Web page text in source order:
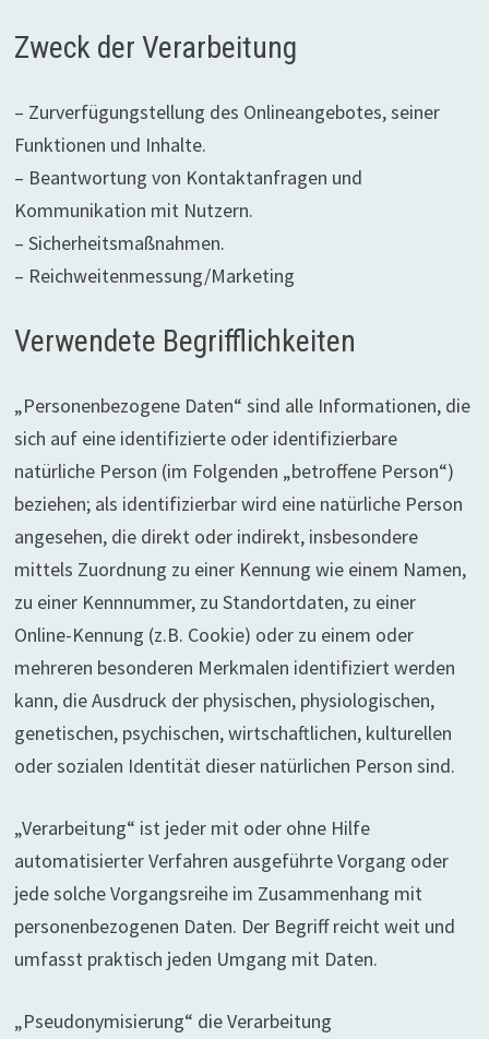
Zweck der Verarbeitung
– Zurverfügungstellung des Onlineangebotes, seiner
Funktionen und Inhalte.
– Beantwortung von Kontaktanfragen und
Kommunikation mit Nutzern.
– Sicherheitsmaßnahmen.
– Reichweitenmessung/Marketing
Verwendete Begrifflichkeiten
„Personenbezogene Daten“ sind alle Informationen, die
sich auf eine identifizierte oder identifizierbare
natürliche Person (im Folgenden „betroffene Person“)
beziehen; als identifizierbar wird eine natürliche Person
angesehen, die direkt oder indirekt, insbesondere
mittels Zuordnung zu einer Kennung wie einem Namen,
zu einer Kennnummer, zu Standortdaten, zu einer
Online-Kennung (z.B. Cookie) oder zu einem oder
mehreren besonderen Merkmalen identifiziert werden
kann, die Ausdruck der physischen, physiologischen,
genetischen, psychischen, wirtschaftlichen, kulturellen
oder sozialen Identität dieser natürlichen Person sind.
„Verarbeitung“ ist jeder mit oder ohne Hilfe
automatisierter Verfahren ausgeführte Vorgang oder
jede solche Vorgangsreihe im Zusammenhang mit
personenbezogenen Daten. Der Begriff reicht weit und
umfasst praktisch jeden Umgang mit Daten.
„Pseudonymisierung“ die Verarbeitung